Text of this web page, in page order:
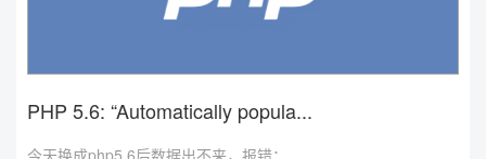
PHP 5.6: “Automatically popula...
今天换成php5.6后数据出不来，报错：